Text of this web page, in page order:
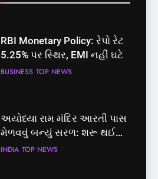
RBI Monetary Policy: રેપો રેટ
5.25% પર સ્થિર, EMI નહીં ઘટે
BUSINESS TOP NEWS
અયોધ્યા રામ મંદિર આરતી પાસ
મેળવવું બન્યું સરળ: શરૂ થઈ
તત્કાલ સુવિધા, જાણો સંપૂર્ણ
INDIA TOP NEWS